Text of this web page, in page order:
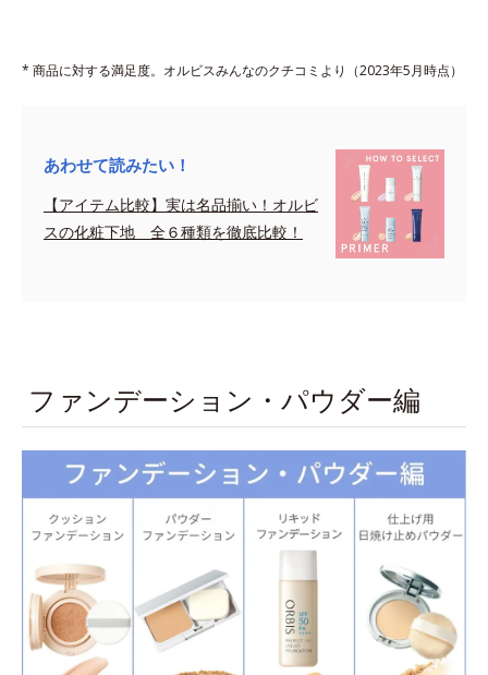
* 商品に対する満足度。オルビスみんなのクチコミより（2023年5月時点）
あわせて読みたい！
【アイテム比較】実は名品揃い！オルビ
スの化粧下地 全６種類を徹底比較！
ファンデーション・パウダー編